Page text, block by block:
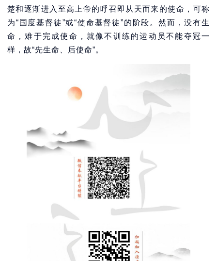
楚和逐渐进入至高上帝的呼召即从天而来的使命，可称
为“国度基督徒”或“使命基督徒”的阶段。然而，没有生
命，难于完成使命，就像不训练的运动员不能夺冠一
样，故“先生命、后使命”。